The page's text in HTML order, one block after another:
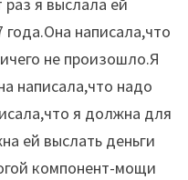
я выслала ей
написала,что
не произошло.Я
написала,что надо
я должна для
ей выслать деньги
компонент-мощи